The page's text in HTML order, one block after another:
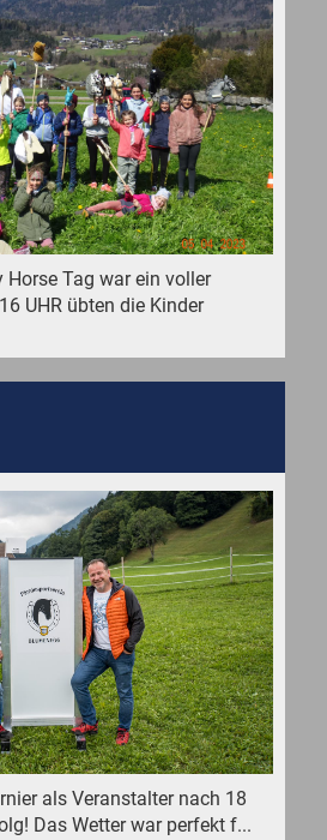
Horse Tag war ein voller
UHR übten die Kinder
als Veranstalter nach 18
Das Wetter war perfekt f...